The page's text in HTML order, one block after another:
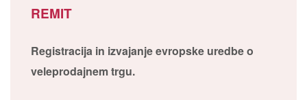
REMIT
Registracija in izvajanje evropske uredbe o
veleprodajnem trgu.